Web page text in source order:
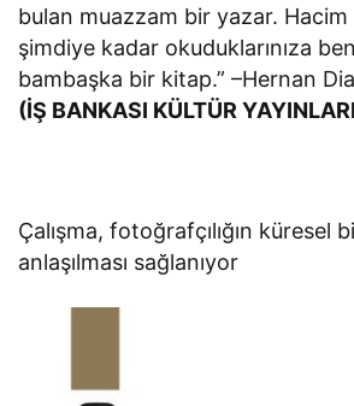
bulan muazzam bir yazar. Hacim
şimdiye kadar okuduklarınıza
bambaşka bir kitap.” –Hernan
(İŞ BANKASI KÜLTÜR
Çalışma, fotoğrafçılığın küresel
anlaşılması sağlanıyor